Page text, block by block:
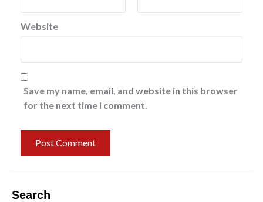
Website
Save my name, email, and website in this browser
for the next time I comment.
Search